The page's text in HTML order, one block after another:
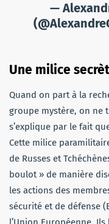
—
Une milice
Quand on part à la
groupe mystère, on ne
s’explique par le fait
Cette milice
de Russes et
boulot » de manière
les actions des
sécurité et de défense